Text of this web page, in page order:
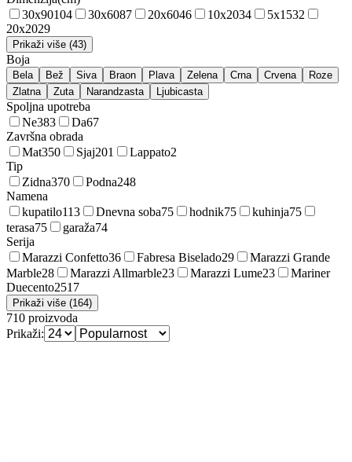
30x90104 30x6087 20x6046 10x2034 5x1532
20x2029
Prikaži više (43)
Boja
Bela Bež Siva Braon Plava Zelena Crna Crvena
Roze
Zlatna
Zuta Narandzasta Ljubicasta
Spoljna upotreba
Ne383 Da67
Završna obrada
Mat350 Sjaj201 Lappato2
Tip
Zidna370 Podna248
Namena
kupatilo113 Dnevna soba75 hodnik75 kuhinja75
terasa75 garaža74
Serija
Marazzi Confetto36 Fabresa Biselado29
Marazzi Grande
Marble28 Marazzi Allmarble23 Marazzi Lume23
Mariner
Duecento2517
Prikaži više (164)
710 proizvoda
Prikaži: